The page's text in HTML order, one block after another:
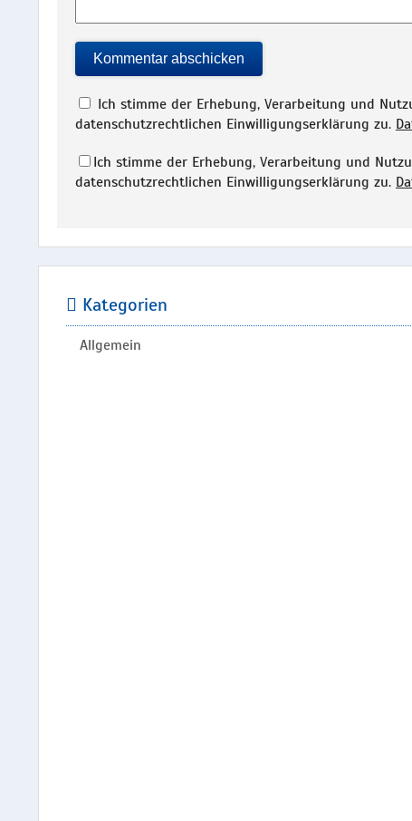
Ich stimme der Erhebung, Verarbeitung und
datenschutzrechtlichen Einwilligungserklärung zu.
Ich stimme der Erhebung, Verarbeitung und
datenschutzrechtlichen Einwilligungserklärung zu.
Kategorien
Allgemein